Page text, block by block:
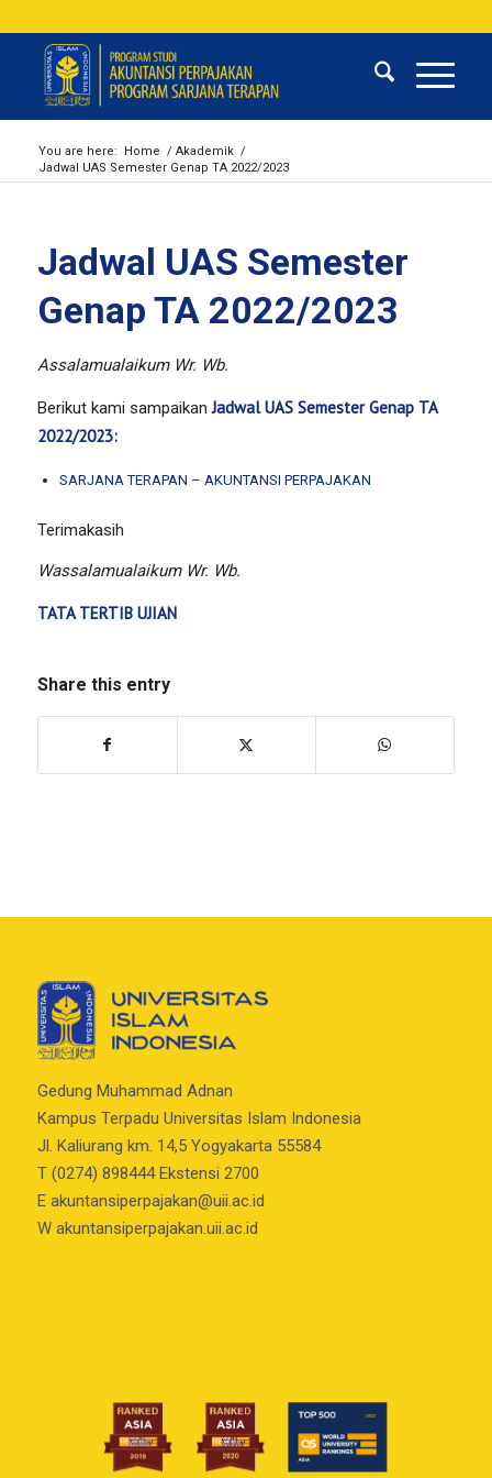
You are here: Home / Akademik /
Jadwal UAS Semester Genap TA 2022/2023
Jadwal UAS Semester
Genap TA 2022/2023
Assalamualaikum Wr. Wb.
Berikut kami sampaikanJadwal UAS Semester Genap TA
2022/2023:
SARJANA TERAPAN – AKUNTANSI PERPAJAKAN
Terimakasih
Wassalamualaikum Wr. Wb.
TATA TERTIB UJIAN
Share this entry
Gedung Muhammad Adnan
Kampus Terpadu Universitas Islam Indonesia
Jl. Kaliurang km. 14,5 Yogyakarta 55584
T (0274) 898444 Ekstensi 2700
E akuntansiperpajakan@uii.ac.id
W akuntansiperpajakan.uii.ac.id